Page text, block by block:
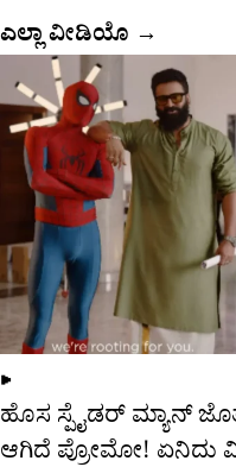
ಎಲ್ಲಾ ವೀಡಿಯೊ →
▶
ಹೊಸ ಸ್ಪೈಡರ್​ ಮ್ಯಾನ್
ಆಗಿದೆ ಪ್ರೋಮೋ! ಏನಿದು